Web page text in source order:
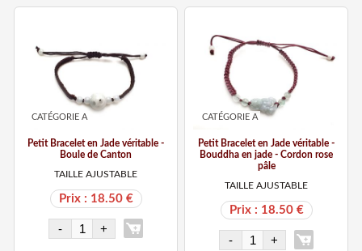
CATÉGORIE A
Petit Bracelet en Jade véritable -
Boule de Canton
TAILLE AJUSTABLE
Prix : 18.50 €
CATÉGORIE A
Petit Bracelet en Jade véritable -
Bouddha en jade - Cordon rose
pâle
TAILLE AJUSTABLE
Prix : 18.50 €